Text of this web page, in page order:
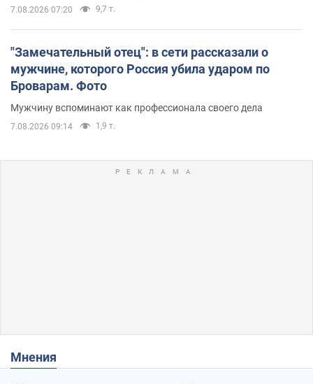
7.08.2026 07:20 9,7 т.
"Замечательный отец": в сети рассказали о
мужчине, которого Россия убила ударом по
Броварам. Фото
Мужчину вспоминают как профессионала своего дела
7.08.2026 09:14 1,9 т.
Мнения